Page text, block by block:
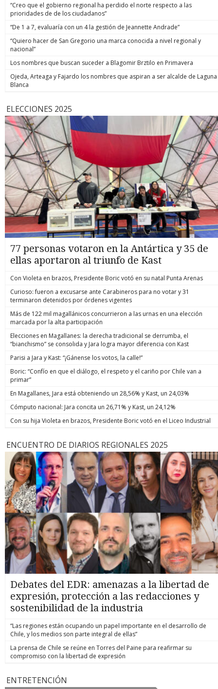
“Creo que el gobierno regional ha perdido el norte respecto a las
prioridades de de los ciudadanos”
“De 1 a 7, evaluaría con un 4 la gestión de Jeannette Andrade”
“Quiero hacer de San Gregorio una marca conocida a nivel regional y
nacional”
Los nombres que buscan suceder a Blagomir Brztilo en Primavera
Ojeda, Arteaga y Fajardo los nombres que aspiran a ser alcalde de Laguna
Blanca
ELECCIONES 2025
77 personas votaron en la Antártica y 35 de
ellas aportaron al triunfo de Kast
Con Violeta en brazos, Presidente Boric votó en su natal Punta Arenas
Curioso: fueron a excusarse ante Carabineros para no votar y 31
terminaron detenidos por órdenes vigentes
Más de 122 mil magallánicos concurrieron a las urnas en una elección
marcada por la alta participación
Elecciones en Magallanes: la derecha tradicional se derrumba, el
“bianchismo” se consolida y Jara logra mayor diferencia con Kast
Parisi a Jara y Kast: “¡Gánense los votos, la calle!”
Boric: “Confío en que el diálogo, el respeto y el cariño por Chile van a
primar”
En Magallanes, Jara está obteniendo un 28,56% y Kast, un 24,03%
Cómputo nacional: Jara concita un 26,71% y Kast, un 24,12%
Con su hija Violeta en brazos, Presidente Boric votó en el Liceo Industrial
ENCUENTRO DE DIARIOS REGIONALES 2025
Debates del EDR: amenazas a la libertad de
expresión, protección a las redacciones y
sostenibilidad de la industria
“Las regiones están ocupando un papel importante en el desarrollo de
Chile, y los medios son parte integral de ellas”
La prensa de Chile se reúne en Torres del Paine para reafirmar su
compromiso con la libertad de expresión
ENTRETENCIÓN